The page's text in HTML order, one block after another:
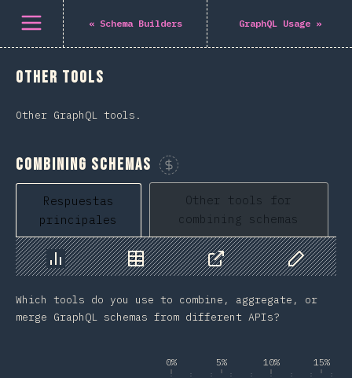
Abrir el menú« Schema Builders GraphQL Usage»
Other Tools
Other GraphQL tools.
Combining Schemas
Patrocina esta gráfico
Respuestas
principales
Other tools for
combining schemas
Gráfico Datos Compartir
Datos
Which tools do you use to combine, aggregate, or
merge GraphQL schemas from different APIs?
0% 5% 10% 15%